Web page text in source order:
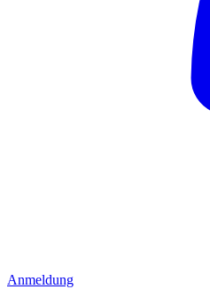
Anmeldung